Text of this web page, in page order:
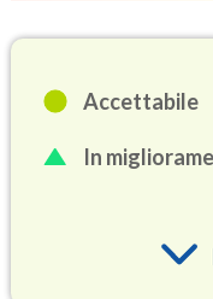
Accettabile
In